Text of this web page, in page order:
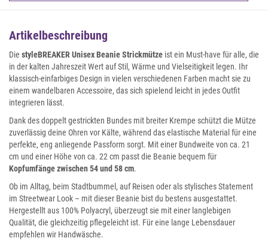
Artikelbeschreibung
Die styleBREAKER Unisex Beanie Strickmütze ist ein Must-have für alle, die
in der kalten Jahreszeit Wert auf Stil, Wärme und Vielseitigkeit legen. Ihr
klassisch-einfarbiges Design in vielen verschiedenen Farben macht sie zu
einem wandelbaren Accessoire, das sich spielend leicht in jedes Outfit
integrieren lässt.
Dank des doppelt gestrickten Bundes mit breiter Krempe schützt die Mütze
zuverlässig deine Ohren vor Kälte, während das elastische Material für eine
perfekte, eng anliegende Passform sorgt. Mit einer Bundweite von ca. 21
cm und einer Höhe von ca. 22 cm passt die Beanie bequem für
Kopfumfänge zwischen 54 und 58 cm.
Ob im Alltag, beim Stadtbummel, auf Reisen oder als stylisches Statement
im Streetwear Look – mit dieser Beanie bist du bestens ausgestattet.
Hergestellt aus 100% Polyacryl, überzeugt sie mit einer langlebigen
Qualität, die gleichzeitig pflegeleicht ist. Für eine lange Lebensdauer
empfehlen wir Handwäsche.